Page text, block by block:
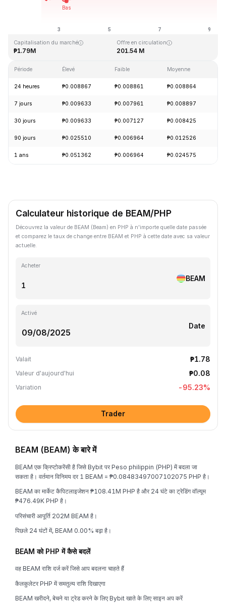
Dernière mise à jour : 2026-08-09, 06:45 GMT+0
Capitalisation du marché
₱1.79M
Offre en circulation
201.54 M
Période Élevé Faible Moyenne
24 heures ₱0.008867 ₱0.008861 ₱0.008864
7 jours ₱0.009633 ₱0.007961 ₱0.008897
30 jours ₱0.009633 ₱0.007127 ₱0.008425
90 jours ₱0.025510 ₱0.006964 ₱0.012526
1 ans ₱0.051362 ₱0.006964 ₱0.024575
Calculateur historique de BEAM/PHP
Découvrez la valeur de BEAM (Beam) en PHP à n'importe quelle date passée
et comparez le taux de change entre BEAM et PHP à cette date avec sa valeur
actuelle.
Acheter
BEAM
Activé
Date
Valait ₱1.78
Valeur d'aujourd'hui ₱0.08
Variation -95.23%
Trader
BEAM (BEAM) के बारे में
BEAM एक क्रिप्टोकरेंसी है जिसे Bybit पर Peso philippin (PHP) में बदला जा
सकता है। वर्तमान विनिमय दर 1 BEAM = ₱0.08483497007102075 PHP है।
BEAM का मार्केट कैपिटलाइजेशन ₱108.41M PHP है और 24 घंटे का ट्रेडिंग वॉल्यूम
₱476.49K PHP है।
परिसंचारी आपूर्ति 202M BEAM है।
पिछले 24 घंटों में, BEAM 0.00% बढ़ा है।
BEAM को PHP में कैसे बदलें
वह BEAM राशि दर्ज करें जिसे आप बदलना चाहते हैं
कैलकुलेटर PHP में समतुल्य राशि दिखाएगा
BEAM खरीदने, बेचने या ट्रेड करने के लिए Bybit खाते के लिए साइन अप करें